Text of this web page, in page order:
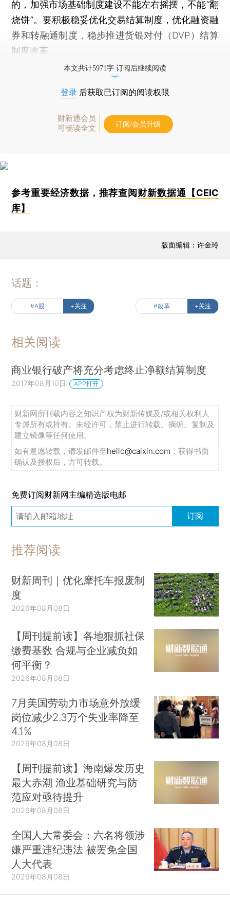
的，加强市场基础制度建设不能左右摇摆，不能“翻
烧饼”。要积极稳妥优化交易结算制度，优化融资融
券和转融通制度，稳步推进货银对付（DVP）结算
制度改革。
本文共计5971字 订阅后继续阅读
登录 后获取已订阅的阅读权限
财新通会员
可畅读全文
订阅/会员升级
参考重要经济数据，推荐查阅财新数据通【CEIC
库】
版面编辑：许金玲
话题：
#A股 +关注 #改革 +关注
相关阅读
商业银行破产将充分考虑终止净额结算制度
2017年08月10日 APP打开
财新网所刊载内容之知识产权为财新传媒及/或相关权利人
专属所有或持有。未经许可，禁止进行转载、摘编、复制及
建立镜像等任何使用。
如有意愿转载，请发邮件至hello@caixin.com ，获得书面
确认及授权后，方可转载。
免费订阅财新网主编精选版电邮
订阅
推荐阅读
财新周刊｜优化摩托车报废制
度
2026年08月08日
【周刊提前读】各地狠抓社保
缴费基数 合规与企业减负如
何平衡？
2026年08月08日
7月美国劳动力市场意外放缓
岗位减少2.3万个失业率降至
4.1%
2026年08月08日
【周刊提前读】海南爆发历史
最大赤潮 渔业基础研究与防
范应对亟待提升
2026年08月08日
全国人大常委会：六名将领涉
嫌严重违纪违法 被罢免全国
人大代表
2026年08月08日